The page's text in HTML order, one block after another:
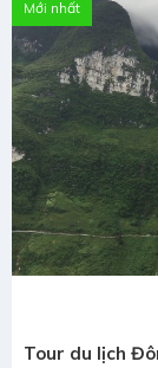
Mới nhất
Tour du lịch